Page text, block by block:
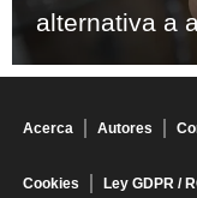
alternativa a
Acerca Autores
Cookies Ley GDPR /